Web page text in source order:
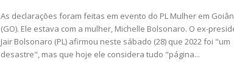
As declarações foram feitas em evento do PL Mulher em
(GO). Ele estava com a mulher, Michelle Bolsonaro. O ex-
Jair Bolsonaro (PL) afirmou neste sábado (28) que 2022 foi "um
desastre", mas que hoje ele considera tudo "página...